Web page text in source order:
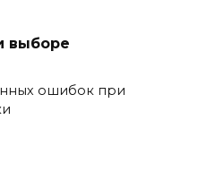
выборе
ошибок при